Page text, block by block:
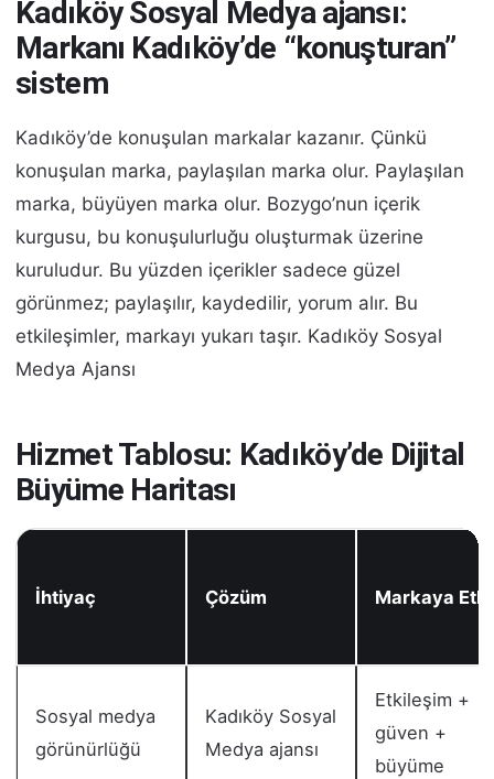
Kadıköy Sosyal Medya ajansı:
Markanı Kadıköy’de “konuşturan”
sistem
Kadıköy’de konuşulan markalar kazanır. Çünkü
konuşulan marka, paylaşılan marka olur. Paylaşılan
marka, büyüyen marka olur. Bozygo’nun içerik
kurgusu, bu konuşulurluğu oluşturmak üzerine
kuruludur. Bu yüzden içerikler sadece güzel
görünmez; paylaşılır, kaydedilir, yorum alır. Bu
etkileşimler, markayı yukarı taşır. Kadıköy Sosyal
Medya Ajansı
Hizmet Tablosu: Kadıköy’de Dijital
Büyüme Haritası
İhtiyaç Çözüm Markaya
Sosyal medya
görünürlüğü
Kadıköy Sosyal
Medya ajansı
Etkileşim +
güven +
büyüme